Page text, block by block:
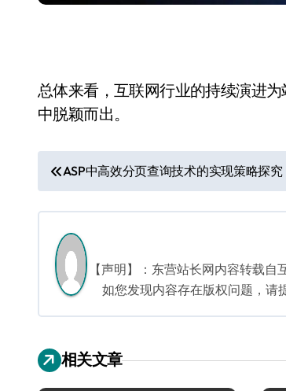
总体来看，互联网行业的持续演进
中脱颖而出。
文
章
导
航
ASP中高效分页查询技术的实现策略探究
【声明】：东营站长网内容转载
如您发现内容存在版权问题，请
相关文章